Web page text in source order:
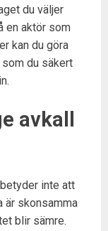
du väljer
en aktör som
kan du göra
du säkert
avkall
inte att
är skonsamma
blir sämre.